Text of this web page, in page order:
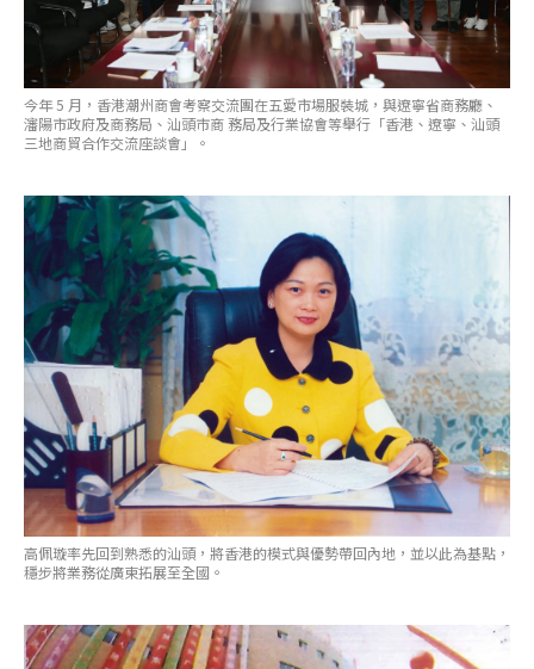
今年 5 月，香港潮州商會考察交流團在五愛市場服裝城，與遼寧省商務廳、
瀋陽市政府及商務局、汕頭市商 務局及行業協會等舉行「香港、遼寧、汕頭
三地商貿合作交流座談會」。
高佩璇率先回到熟悉的汕頭，將香港的模式與優勢帶回內地，並以此為基點，
穩步將業務從廣東拓展至全國。